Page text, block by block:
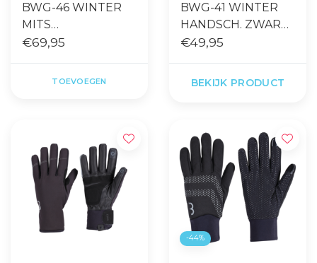
BWG-46 WINTER
MITS
SUBZEROSHELL
€69,95
TOEVOEGEN
BWG-41 WINTER
HANDSCH. ZWART
PUFFERSHIELD
€49,95
BEKIJK PRODUCT
-44%